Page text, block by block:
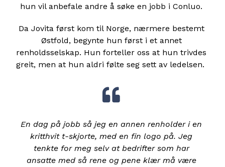
hun vil anbefale andre å søke en jobb i Conluo.
Da Jovita først kom til Norge, nærmere bestemt
Østfold, begynte hun først i et annet
renholdsselskap. Hun forteller oss at hun trivdes
greit, men at hun aldri følte seg sett av ledelsen.
En dag på jobb så jeg en annen renholder i en
kritthvit t-skjorte, med en fin logo på. Jeg
tenkte for meg selv at bedrifter som har
ansatte med så rene og pene klær må være